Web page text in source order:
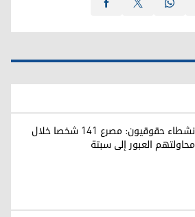
نشطاء حقوقيون: مصرع 141 شخصا خلال
محاولتهم العبور إلى سبتة